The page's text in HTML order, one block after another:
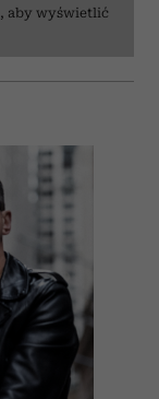
, aby wyświetlić